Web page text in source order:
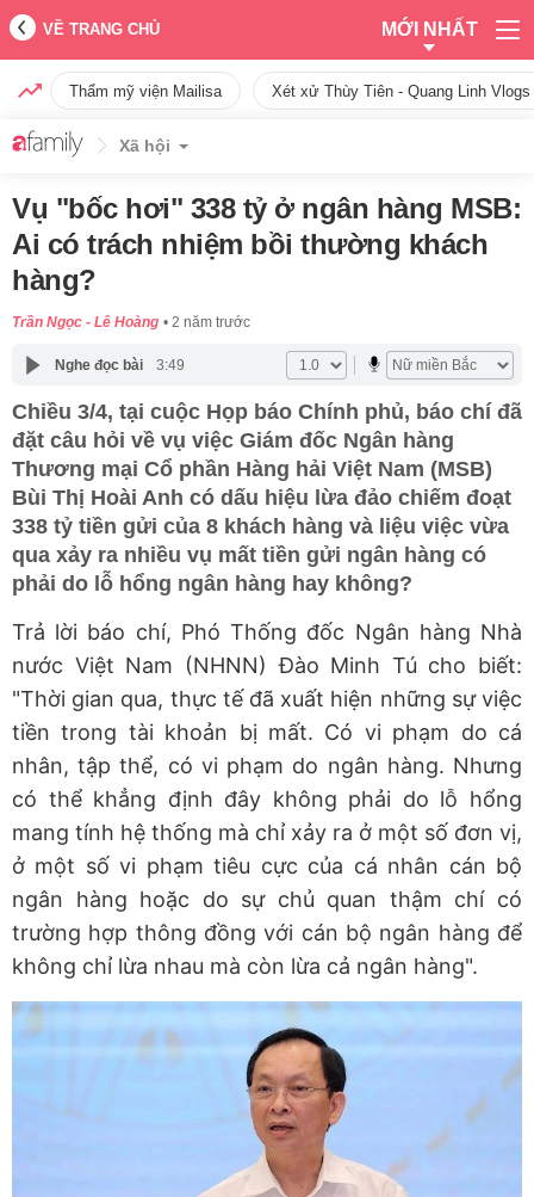
VỀ TRANG CHỦ MỚI NHẤT
Thẩm mỹ viện Mailisa Xét xử Thùy Tiên - Quang Linh
Xã hội
Vụ "bốc hơi" 338 tỷ ở ngân hàng MSB:
Ai có trách nhiệm bồi thường khách
hàng?
Trần Ngọc - Lê Hoàng 2 năm trước
Nghe đọc bài 3:49
Chiều 3/4, tại cuộc Họp báo Chính phủ, báo chí đã
đặt câu hỏi về vụ việc Giám đốc Ngân hàng
Thương mại Cổ phần Hàng hải Việt Nam (MSB)
Bùi Thị Hoài Anh có dấu hiệu lừa đảo chiếm đoạt
338 tỷ tiền gửi của 8 khách hàng và liệu việc vừa
qua xảy ra nhiều vụ mất tiền gửi ngân hàng có
phải do lỗ hổng ngân hàng hay không?
Trả lời báo chí, Phó Thống đốc Ngân hàng Nhà
nước Việt Nam (NHNN) Đào Minh Tú cho biết:
"Thời gian qua, thực tế đã xuất hiện những sự việc
tiền trong tài khoản bị mất. Có vi phạm do cá
nhân, tập thể, có vi phạm do ngân hàng. Nhưng
có thể khẳng định đây không phải do lỗ hổng
mang tính hệ thống mà chỉ xảy ra ở một số đơn vị,
ở một số vi phạm tiêu cực của cá nhân cán bộ
ngân hàng hoặc do sự chủ quan thậm chí có
trường hợp thông đồng với cán bộ ngân hàng để
không chỉ lừa nhau mà còn lừa cả ngân hàng".